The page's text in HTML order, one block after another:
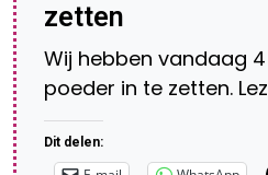
zetten
Wij hebben vandaag
poeder in te zetten.
Dit delen: